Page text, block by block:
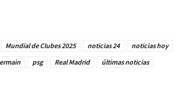
Mundial de Clubes 2025 noticias 24
noticias hoy
psg Real Madrid
últimas noticias